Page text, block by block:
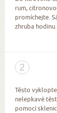
rum,
promíchejte.
zhruba hodinu.
2
Těsto
nelepkavé
pomocí